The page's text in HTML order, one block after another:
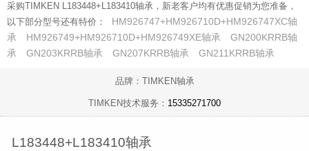
采购TIMKEN L183448+L183410轴承，新老客户均有优惠促销为您准备，
以下部分型号还有特价：
HM926747+HM926710D+HM926747XC轴
承
HM926749+HM926710D+HM926749XE轴承
GN200KRRB轴
承
GN203KRRB轴承 GN207KRRB轴承 GN211KRRB轴承
品牌：TIMKEN轴承
TIMKEN技术服务： 15335271700
L183448+L183410轴承